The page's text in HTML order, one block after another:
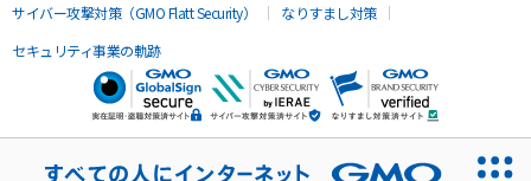
サイバー攻撃対策（GMO Flatt Security）
なりすまし対策
セキュリティ事業の軌跡